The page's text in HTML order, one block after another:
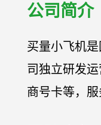
公司简介
买量小飞机
司独立研发
商号卡等，